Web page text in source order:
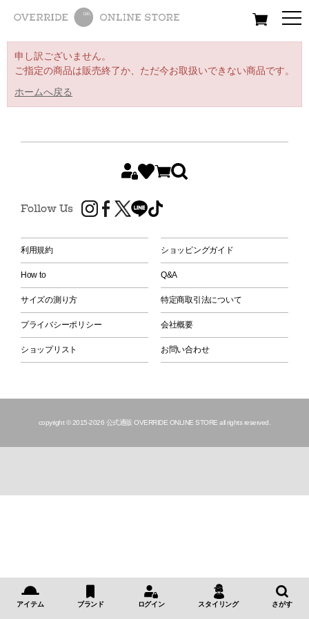
All Women Men
申し訳ございません。
ご指定の商品は販売終了か、ただ今お取扱いできない商品です。
ホームへ戻る
Follow Us
利用規約 ショッピングガイド
How to Q&A
サイズの測り方 特定商取引法について
プライバシーポリシー 会社概要
ショップリスト お問い合わせ
copyright © 2015-2026 公式通販 OVERRIDE ONLINE STORE all rights reserved.
アイテム ブランド ログイン スタイリング さがす